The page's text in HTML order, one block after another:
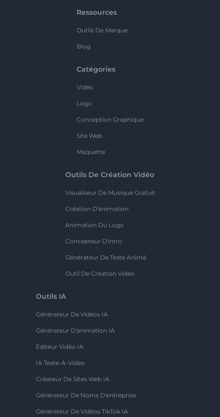
Ressources
Outils De Marque
Blog
Catégories
Vidéo
Logo
Conception Graphique
Site Web
Maquette
Outils De Création Vidéo
Visualiseur De Musique Gratuit
Création D'animation
Animation Du Logo
Concepteur D'intro
Générateur De Texte Animé
Outil De Création Vidéo
Outils IA
Générateur De Vidéos IA
Générateur D'animation IA
Éditeur Vidéo IA
IA Texte-À-Vidéo
Créateur De Sites Web IA
Générateur De Noms D'entreprise
Générateur De Vidéos TikTok IA